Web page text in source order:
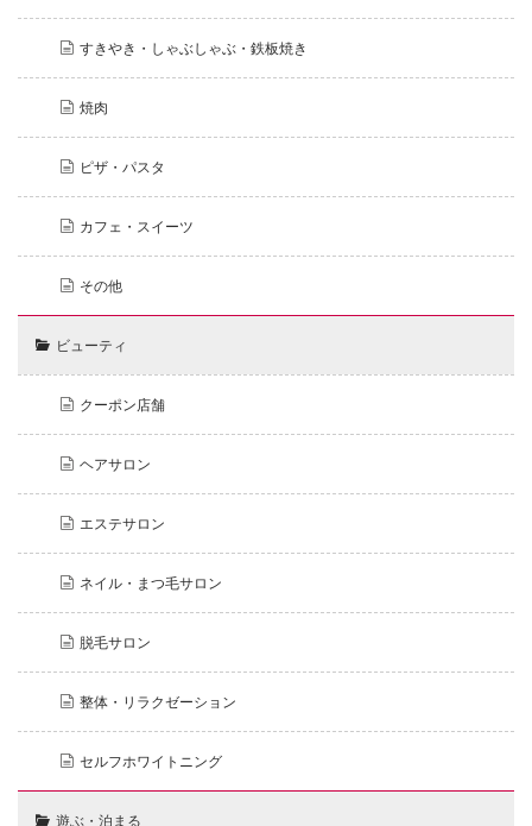
すきやき・しゃぶしゃぶ・鉄板焼き
焼肉
ピザ・パスタ
カフェ・スイーツ
その他
ビューティ
クーポン店舗
ヘアサロン
エステサロン
ネイル・まつ毛サロン
脱毛サロン
整体・リラクゼーション
セルフホワイトニング
遊ぶ・泊まる